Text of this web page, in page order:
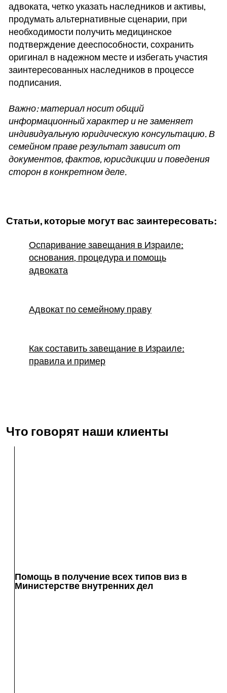
адвоката, четко указать наследников и активы,
продумать альтернативные сценарии, при
необходимости получить медицинское
подтверждение дееспособности, сохранить
оригинал в надежном месте и избегать участия
заинтересованных наследников в процессе
подписания.
Важно: материал носит общий
информационный характер и не заменяет
индивидуальную юридическую консультацию. В
семейном праве результат зависит от
документов, фактов, юрисдикции и поведения
сторон в конкретном деле.
Статьи, которые могут вас заинтересовать:
Оспаривание завещания в Израиле:
основания, процедура и помощь
адвоката
Адвокат по семейному праву
Как составить завещание в Израиле:
правила и пример
Что говорят наши клиенты
Помощь в получение всех типов виз в
Министерстве внутренних дел